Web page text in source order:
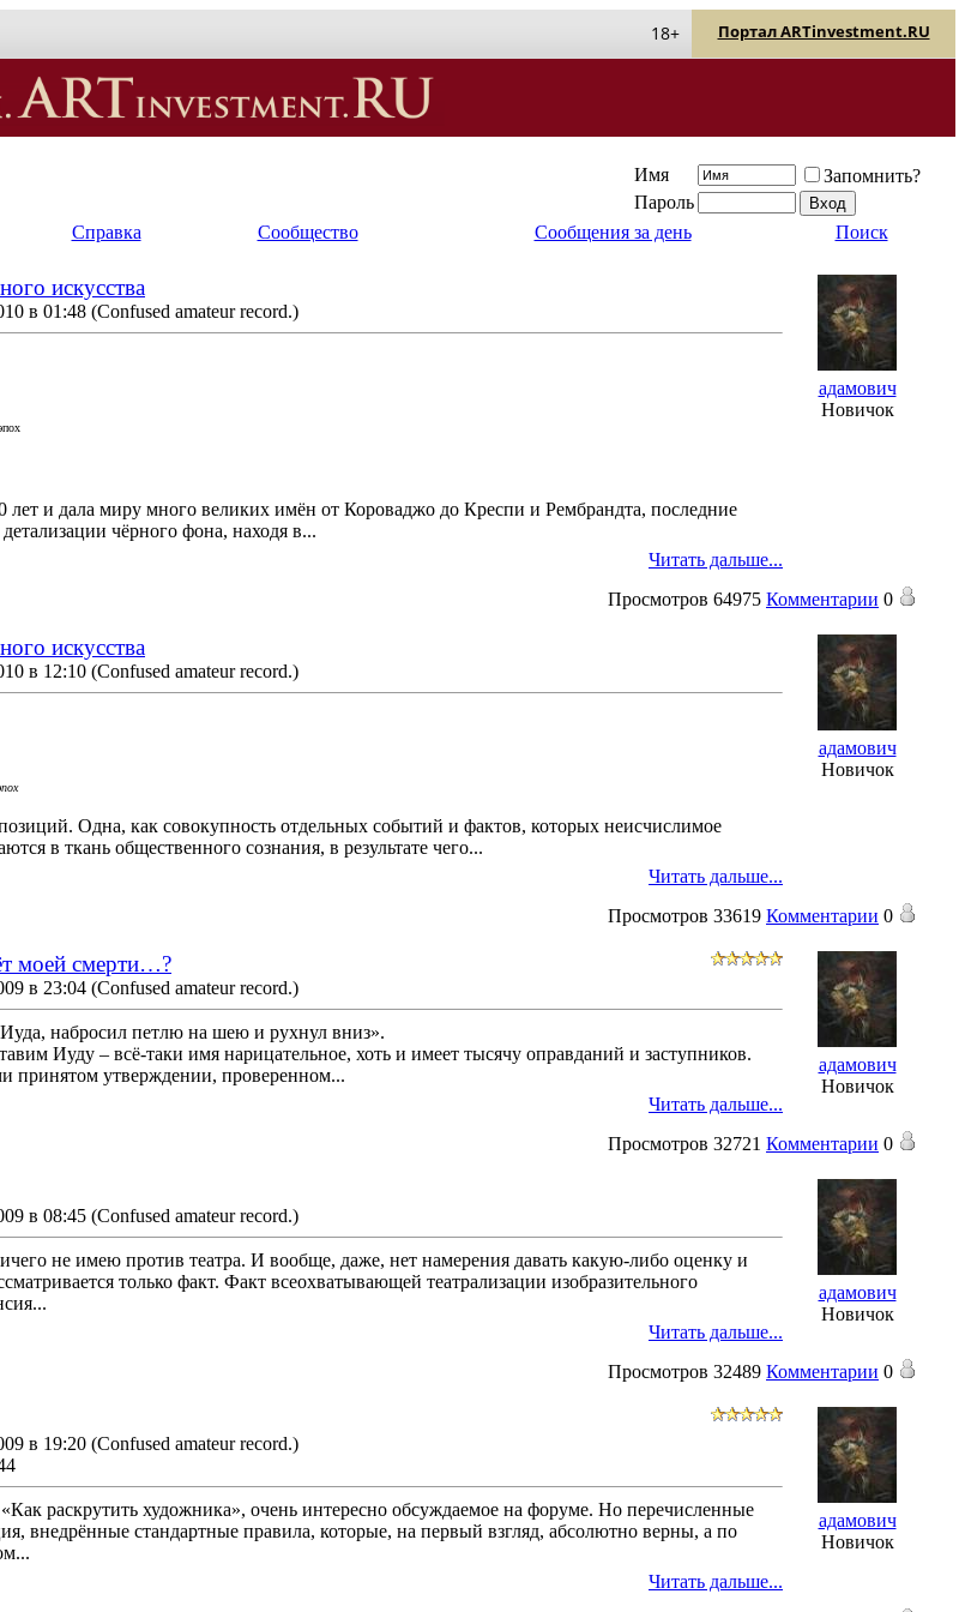
Портал ARTinvestment.RU
18+
Имя
Запомнить?
Пароль
Справка Сообщество Сообщения за день Поиск
искусства
в 01:48 (Confused amateur record.)
лет и дала миру много великих имён от Короваджо до Креспи и Рембрандта, последние
чёрного фона, находя в...
Читать дальше...
адамович
Новичок
Просмотров 64975 Комментарии 0
искусства
в 12:10 (Confused amateur record.)
Одна, как совокупность отдельных событий и фактов, которых неисчислимое
в ткань общественного сознания, в результате чего...
Читать дальше...
адамович
Новичок
Просмотров 33619 Комментарии 0
моей смерти…?
в 23:04 (Confused amateur record.)
набросил петлю на шею и рухнул вниз».
Иуду – всё-таки имя нарицательное, хоть и имеет тысячу оправданий и заступников.
принятом утверждении, проверенном...
Читать дальше...
адамович
Новичок
Просмотров 32721 Комментарии 0
в 08:45 (Confused amateur record.)
не имею против театра. И вообще, даже, нет намерения давать какую-либо оценку и
только факт. Факт всеохватывающей театрализации изобразительного
Читать дальше...
адамович
Новичок
Просмотров 32489 Комментарии 0
в 19:20 (Confused amateur record.)
раскрутить художника», очень интересно обсуждаемое на форуме. Но перечисленные
внедрённые стандартные правила, которые, на первый взгляд, абсолютно верны, а по
Читать дальше...
адамович
Новичок